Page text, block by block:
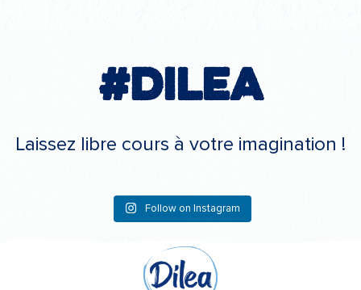
#Dilea
Laissez libre cours à votre imagination !
Follow on Instagram